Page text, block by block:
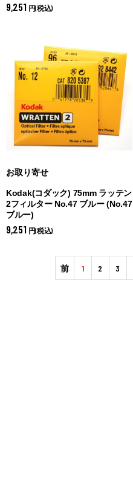
9,251 円(税込)
お取り寄せ
Kodak(コダック) 75mm ラッテン
2フィルター No.47 ブルー (No.47
ブルー)
9,251 円(税込)
前 1 2 3